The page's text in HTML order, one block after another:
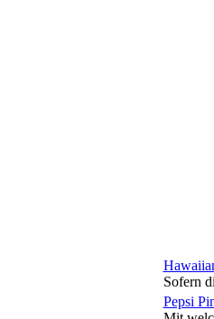
Sofern
Pepsi